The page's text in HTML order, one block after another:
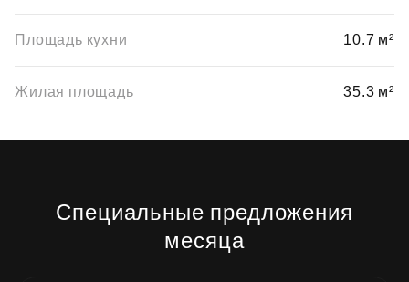
Площадь кухни 10.7 м²
Жилая площадь 35.3 м²
Специальные предложения
месяца